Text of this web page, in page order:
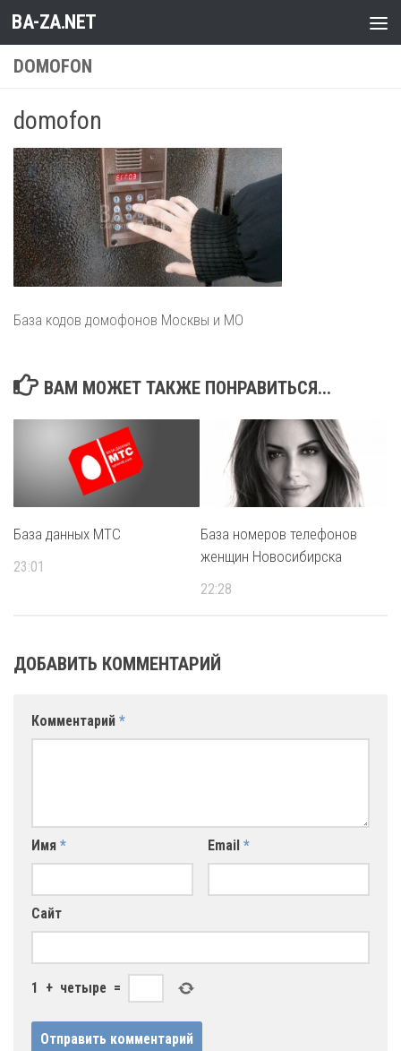
Перейти к содержимому
BA-ZA.NET
DOMOFON
domofon
База кодов домофонов Москвы и МО
ВАМ МОЖЕТ ТАКЖЕ ПОНРАВИТЬСЯ...
База данных МТС
23:01
База номеров телефонов
женщин Новосибирска
22:28
ДОБАВИТЬ КОММЕНТАРИЙ
Комментарий *
Имя * Email *
Сайт
1 + четыре =